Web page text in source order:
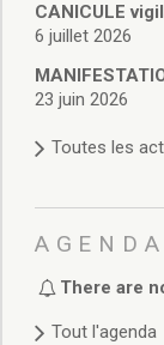
Budgets
CANICULE
6 juillet 2026
23 juin 2026
Toutes les
AGENDA
There are
Tout l'agenda